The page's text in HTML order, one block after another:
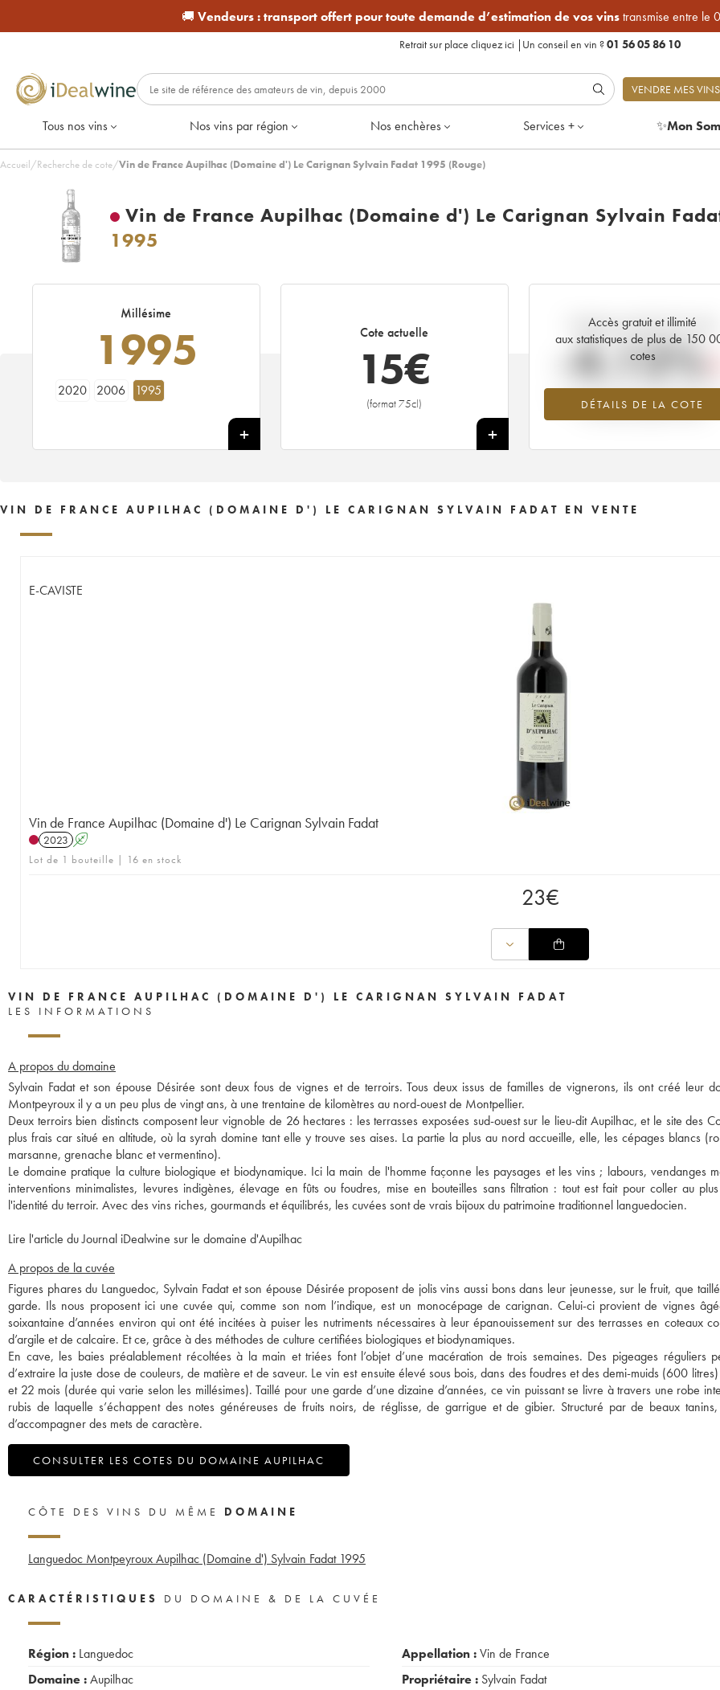
🚚 Vendeurs :transport offert pour toute demande d’estimation de vos vinstransmise entre le
Retrait sur place cliquez ici | Un conseil en vin ?01 56 05 86 10
VENDRE MES VINS
Tous nos vins Nos vins par région Nos enchères Services + ✨Mon
Accueil/Recherche de cote/Vin de France Aupilhac (Domaine d') Le Carignan Sylvain Fadat 1995 (Rouge)
Vin de France Aupilhac (Domaine d') Le Carignan Sylvain
1995
Millésime
1995
2020 2006 1995
Cote actuelle
15€
(format 75cl)
+
Accès gratuit et illimité
aux statistiques de plus de 150
cotes
DÉTAILS DE LA COTE
Tendance actuelle de la cote
-4.12%
Tendance à la baisse du millésime
en 2026 par rapport à 2025
VIN DE FRANCE AUPILHAC (DOMAINE D') LE CARIGNAN SYLVAIN FADAT EN VENTE
E-CAVISTE
Vin de France Aupilhac (Domaine d') Le Carignan Sylvain Fadat
2023 A
Lot de 1 bouteille | 16 en stock
23€
VIN DE FRANCE AUPILHAC (DOMAINE D') LE CARIGNAN SYLVAIN FADAT
LES INFORMATIONS
A propos du domaine
Sylvain Fadat et son épouse Désirée sont deux fous de vignes et de terroirs. Tous deux issus de familles de vignerons, ils ont créé leur
Montpeyroux il y a un peu plus de vingt ans, à une trentaine de kilomètres au nord-ouest de Montpellier.
Deux terroirs bien distincts composent leur vignoble de 26 hectares : les terrasses exposées sud-ouest sur le lieu-dit Aupilhac, et le site des
plus frais car situé en altitude, où la syrah domine tant elle y trouve ses aises. La partie la plus au nord accueille, elle, les cépages blancs
marsanne, grenache blanc et vermentino).
Le domaine pratique la culture biologique et biodynamique. Ici la main de l'homme façonne les paysages et les vins ; labours, vendanges
interventions minimalistes, levures indigènes, élevage en fûts ou foudres, mise en bouteilles sans filtration : tout est fait pour coller au
l'identité du terroir. Avec des vins riches, gourmands et équilibrés, les cuvées sont de vrais bijoux du patrimoine traditionnel languedocien.
Lire l'article du Journal iDealwine sur le domaine d'Aupilhac
A propos de la cuvée
Figures phares du Languedoc, Sylvain Fadat et son épouse Désirée proposent de jolis vins aussi bons dans leur jeunesse, sur le fruit, que
garde. Ils nous proposent ici une cuvée qui, comme son nom l’indique, est un monocépage de carignan. Celui-ci provient de vignes
soixantaine d’années environ qui ont été incitées à puiser les nutriments nécessaires à leur épanouissement sur des terrasses en coteaux
d’argile et de calcaire. Et ce, grâce à des méthodes de culture certifiées biologiques et biodynamiques.
En cave, les baies préalablement récoltées à la main et triées font l’objet d’une macération de trois semaines. Des pigeages réguliers
d’extraire la juste dose de couleurs, de matière et de saveur. Le vin est ensuite élevé sous bois, dans des foudres et des demi-muids (600
et 22 mois (durée qui varie selon les millésimes). Taillé pour une garde d’une dizaine d’années, ce vin puissant se livre à travers une robe
rubis de laquelle s’échappent des notes généreuses de fruits noirs, de réglisse, de garrigue et de gibier. Structuré par de beaux
d’accompagner des mets de caractère.
CONSULTER LES COTES DU DOMAINE AUPILHAC
CÔTE DES VINS DU MÊME DOMAINE
Languedoc Montpeyroux Aupilhac (Domaine d') Sylvain Fadat 1995
CARACTÉRISTIQUES DU DOMAINE & DE LA CUVÉE
Région : Languedoc
Domaine :Aupilhac
Appellation :Vin de France
Propriétaire : Sylvain Fadat